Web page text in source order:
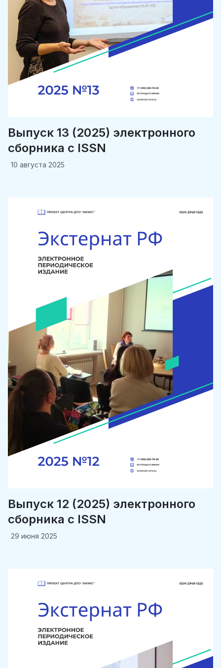
Выпуск 13 (2025) электронного
сборника c ISSN
10 августа 2025
Выпуск 12 (2025) электронного
сборника c ISSN
29 июня 2025